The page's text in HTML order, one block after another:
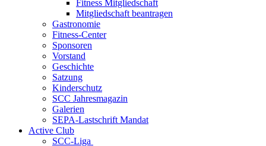
Fitness Mitgliedschaft
Mitgliedschaft beantragen
Gastronomie
Fitness-Center
Sponsoren
Vorstand
Geschichte
Satzung
Kinderschutz
SCC Jahresmagazin
Galerien
SEPA-Lastschrift Mandat
Active Club
SCC-Liga